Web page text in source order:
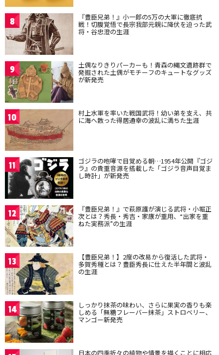
8 『豊臣兄弟！』小一郎の5万の大軍に徹底抗
戦！切腹覚悟で長宗我部元親に降伏を迫った武
将・谷忠澄の生涯
9 土偶なりきりパーカーも！青森の縄文遺跡群で
発掘された土偶がモチーフのキュートなグッズ
が新発売
10 村上水軍を率いた戦国武将！幼い弟を支え、共
に海へ散った得居通幸の波乱に満ちた生涯
11 ゴジラの咆哮で目覚める朝…1954年公開『ゴジ
ラ』の貴重音源を搭載した「ゴジラ音声目覚ま
し時計」が新発売
12 『豊臣兄弟！』で萩原護が演じる武将・小堀正
次とは？秀長・秀吉・家康が重用、“出家を重
ねた実務派”の生涯
13 【豊臣兄弟！】2度の改易から復活した武将・
多賀秀種とは？豊臣秀長に仕えた半年間と波乱
の生涯
14 しっかり抹茶の味わい、さらに果実の香りも楽
しめる「無糖フレーバー抹茶」ストロベリー、
マンゴー新発売
日本の四季折々の植物や情景を描くことに相応